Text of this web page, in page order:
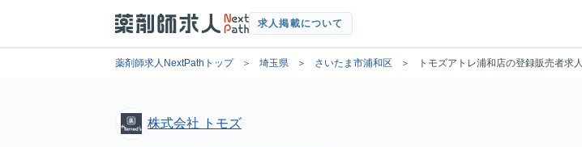
求人掲載について
薬剤師求人NextPathトップ 埼玉県 さいたま市浦和区 トモズアトレ浦和店の登録販売者求人
株式会社 トモズ